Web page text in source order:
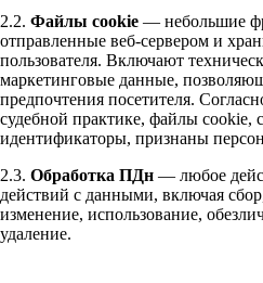
2.2. Файлы cookie — небольшие
отправленные веб-сервером и
пользователя. Включают
маркетинговые данные,
предпочтения посетителя.
судебной практике, файлы cookie,
идентификаторы, признаны
2.3. Обработка ПДн — любое
действий с данными, включая
изменение, использование,
удаление.